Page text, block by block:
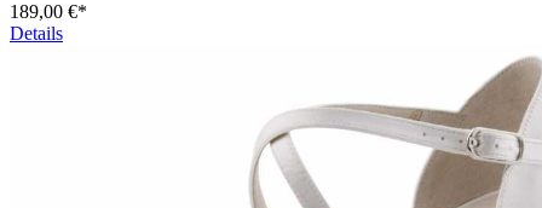
189,00 €*
Details